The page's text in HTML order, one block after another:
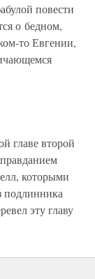
повести
о бедном,
то Евгении,
второй
которыми
подлинника
эту главу